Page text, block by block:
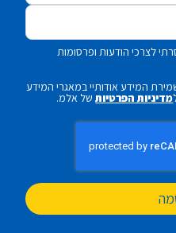
לצרכי הודעות ופרסומות
המידע אודותיי במאגרי המידע
מדיניות הפרטיותשל אלמ.